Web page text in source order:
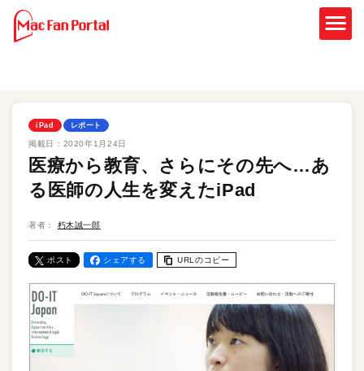
iPad レポート
掲載日： 2020年1月24日
医療から教育、さらにその先へ…あ
る医師の人生を変えたiPad
著者： 朽木誠一郎
ポスト シェアする URLのコピー